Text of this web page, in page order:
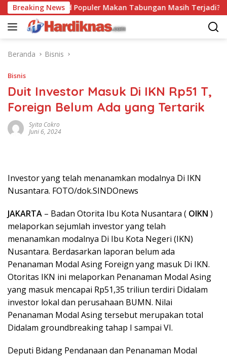
Langsung
ke
konten
Breaking News
Trend Populer Makan Tabungan Masih Terjadi?
Beranda Bisnis
Bisnis
Duit Investor Masuk Di IKN Rp51 T,
Foreign Belum Ada yang Tertarik
Syita Cokro
Juni 6, 2024
Investor yang telah menanamkan modalnya Di IKN
Nusantara. FOTO/dok.SINDOnews
JAKARTA – Badan Otorita Ibu Kota Nusantara ( OIKN )
melaporkan sejumlah investor yang telah
menanamkan modalnya Di Ibu Kota Negeri (IKN)
Nusantara. Berdasarkan laporan belum ada
Penanaman Modal Asing Foreign yang masuk Di IKN.
Otoritas IKN ini melaporkan Penanaman Modal Asing
yang masuk mencapai Rp51,35 triliun terdiri Didalam
investor lokal dan perusahaan BUMN. Nilai
Penanaman Modal Asing tersebut merupakan total
Didalam groundbreaking tahap I sampai VI.
Deputi Bidang Pendanaan dan Penanaman Modal